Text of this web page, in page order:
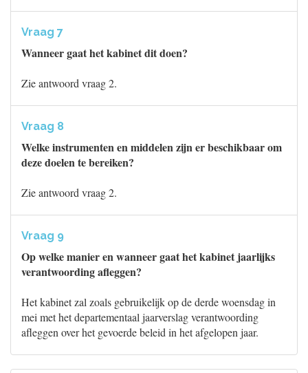
Vraag 7
Wanneer gaat het kabinet dit doen?
Zie antwoord vraag 2.
Vraag 8
Welke instrumenten en middelen zijn er beschikbaar om
deze doelen te bereiken?
Zie antwoord vraag 2.
Vraag 9
Op welke manier en wanneer gaat het kabinet jaarlijks
verantwoording afleggen?
Het kabinet zal zoals gebruikelijk op de derde woensdag in
mei met het departementaal jaarverslag verantwoording
afleggen over het gevoerde beleid in het afgelopen jaar.